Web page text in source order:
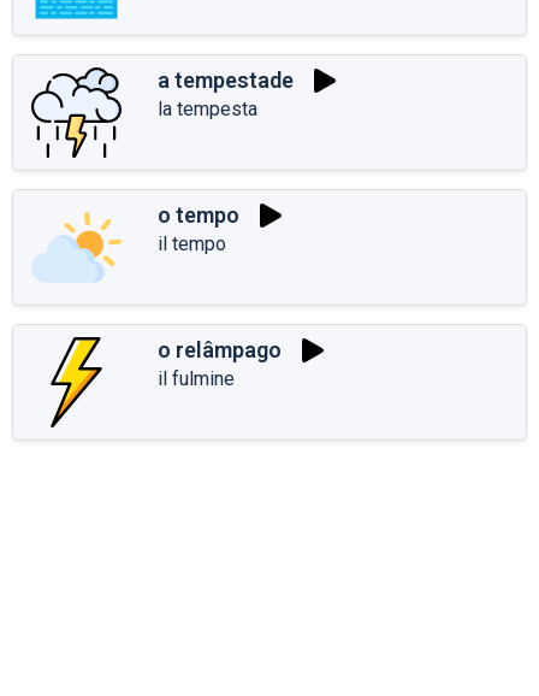
a tempestade
la tempesta
o tempo
il tempo
o relâmpago
il fulmine